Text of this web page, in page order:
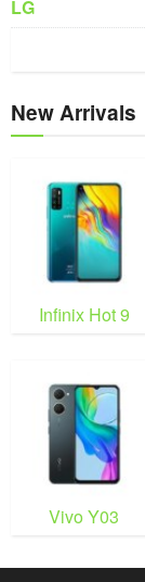
LG
New Arrivals
Infinix Hot 9
Vivo Y03